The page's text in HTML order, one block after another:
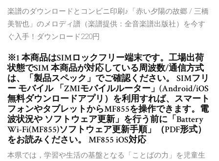
楽譜のダウンロードとコンビニ印刷♪「赤い夕陽の故郷 / 三橋
美智也」のメロディ譜（楽譜提供：全音楽譜出版社）を今す
ぐ入手！ダウンロード220円
※1 本商品はSIMロックフリー端末です。工場出荷
状態でSIM 本商品が対応している周波数/通信方式
は、「製品スペック」でご確認ください。 SIMフリ
ー モバイル 「ZMIモバイルルーター」(Android/iOS
無料ダウンロードアプリ）を利用すれば、スマート
フォンやタブレットからMF855を操作できます。電
波状況や ソフトウェア更新」を行う前に「Battery
Wi-Fi(MF855)ソフトウェア更新手順」（PDF形式）
をお読みください。 MF855 iOS対応
本県では，学習や生活の基盤となる「ことばの力」を児童生